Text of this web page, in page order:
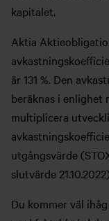
kapitalet.
Aktia
är 131 %. Den
beräknas i enlighet
multiplicera
utgångsvärde
slutvärde
Du kommer väl